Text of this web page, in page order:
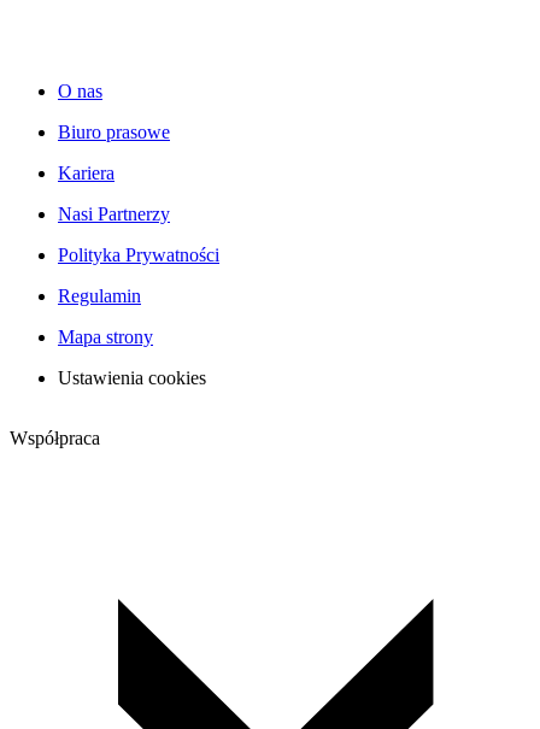
O nas
Biuro prasowe
Kariera
Nasi Partnerzy
Polityka Prywatności
Regulamin
Mapa strony
Ustawienia cookies
Współpraca